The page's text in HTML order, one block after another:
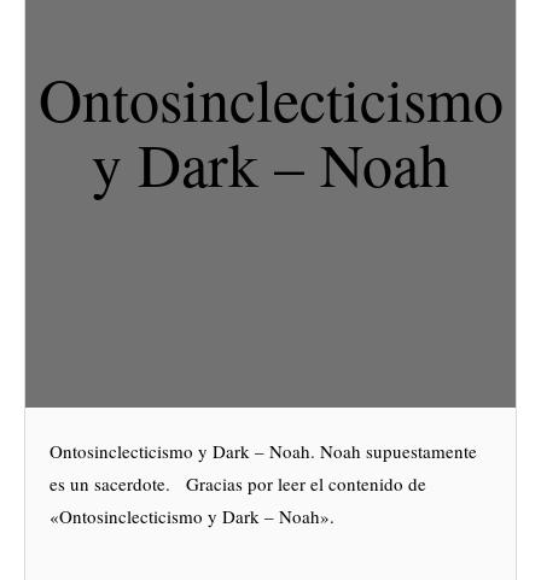
Ontosinclecticismo
y Dark – Noah
Ontosinclecticismo y Dark – Noah. Noah supuestamente
es un sacerdote. Gracias por leer el contenido de
«Ontosinclecticismo y Dark – Noah».